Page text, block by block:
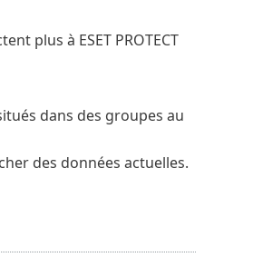
plus à ESET PROTECT
dans des groupes au
des données actuelles.